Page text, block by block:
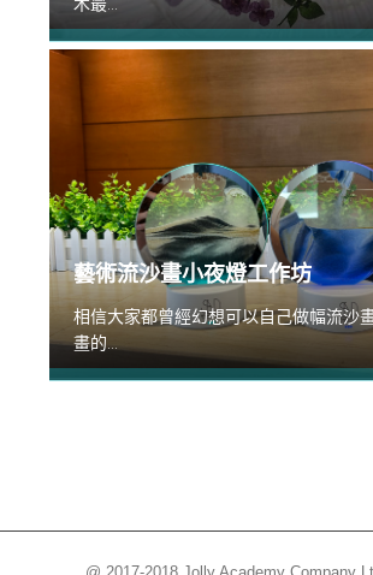
藝術流沙畫小夜燈工作坊
相信大家都曾經幻想可以自己做幅流沙
畫的...